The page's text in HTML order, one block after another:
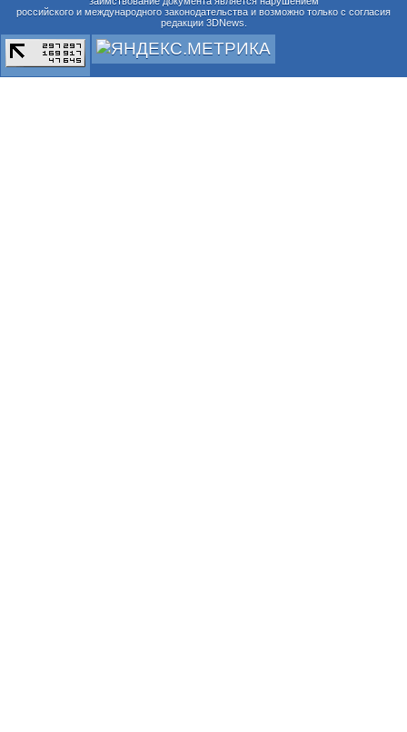
российского и международного законодательства и возможно только с согласия
редакции 3DNews.